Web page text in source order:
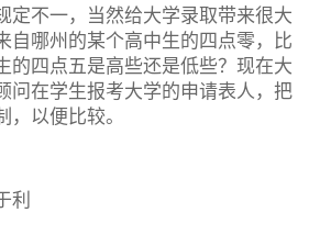
定不一，当然给大学录取带来很大
自哪州的某个高中生的四点零，比
的四点五是高些还是低些？现在大
问在学生报考大学的申请表人，把
以便比较。
利